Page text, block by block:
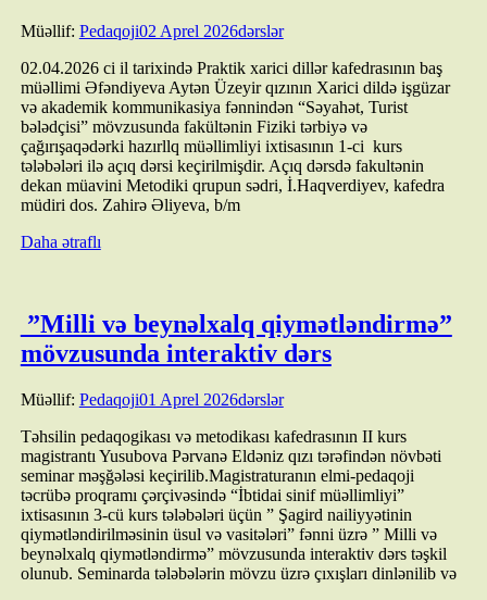
Müəllif: Pedaqoji02 Aprel 2026dərslər
02.04.2026 ci il tarixində Praktik xarici dillər kafedrasının baş
müəllimi Əfəndiyeva Aytən Üzeyir qızının Xarici dildə işgüzar
və akademik kommunikasiya fənnindən “Səyahət, Turist
bələdçisi” mövzusunda fakültənin Fiziki tərbiyə və
çağırışaqədərki hazırllq müəllimliyi ixtisasının 1-ci kurs
tələbələri ilə açıq dərsi keçirilmişdir. Açıq dərsdə fakultənin
dekan müavini Metodiki qrupun sədri, İ.Haqverdiyev, kafedra
müdiri dos. Zahirə Əliyeva, b/m
Daha ətraflı
”Milli və beynəlxalq qiymətləndirmə”
mövzusunda interaktiv dərs
Müəllif: Pedaqoji01 Aprel 2026dərslər
Təhsilin pedaqogikası və metodikası kafedrasının II kurs
magistrantı Yusubova Pərvanə Eldəniz qızı tərəfindən növbəti
seminar məşğələsi keçirilib.Magistraturanın elmi-pedaqoji
təcrübə proqramı çərçivəsində “İbtidai sinif müəllimliyi”
ixtisasının 3-cü kurs tələbələri üçün ” Şagird nailiyyətinin
qiymətləndirilməsinin üsul və vasitələri” fənni üzrə ” Milli və
beynəlxalq qiymətləndirmə” mövzusunda interaktiv dərs təşkil
olunub. Seminarda tələbələrin mövzu üzrə çıxışları dinlənilib və